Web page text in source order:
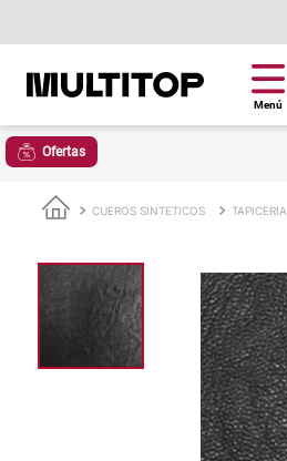
Ofertas
CUEROS SINTETICOS TAPICERIA